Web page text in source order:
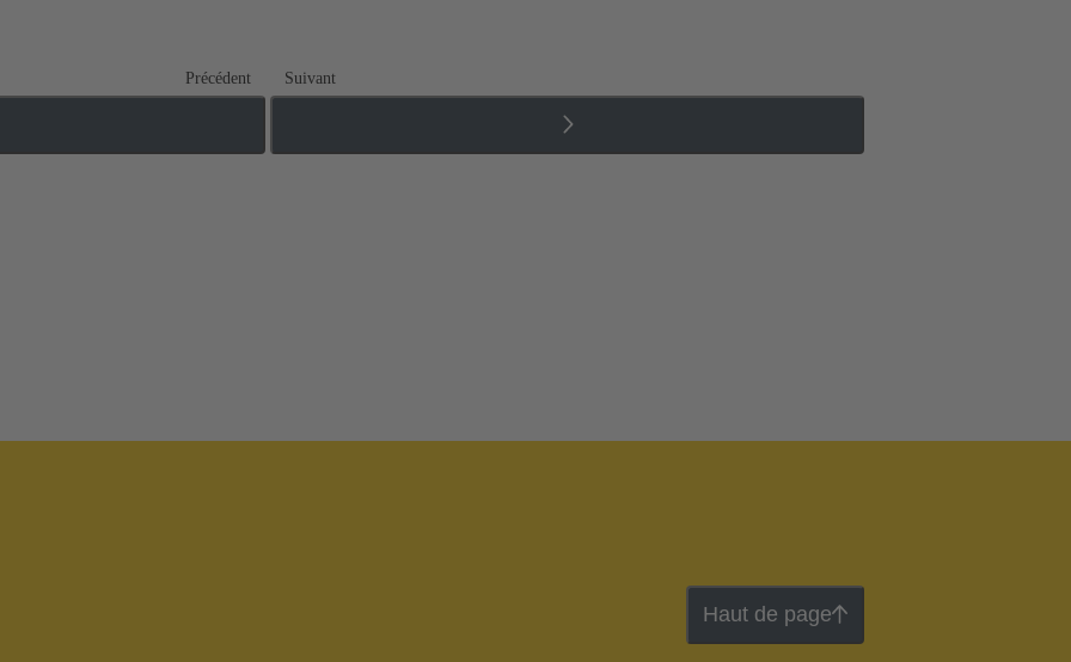
Précédent Suivant
Haut de page